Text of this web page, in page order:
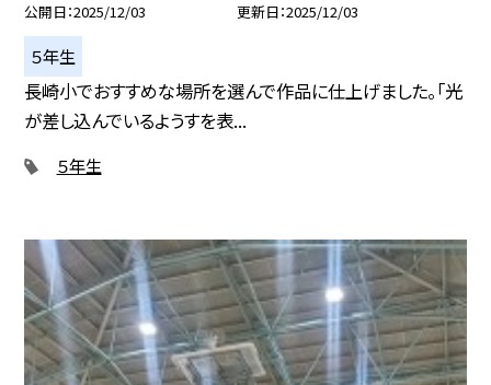
公開日 2025/12/03 更新日 2025/12/03
５年生
長崎小でおすすめな場所を選んで作品に仕上げました。「光
が差し込んでいるようすを表...
５年生